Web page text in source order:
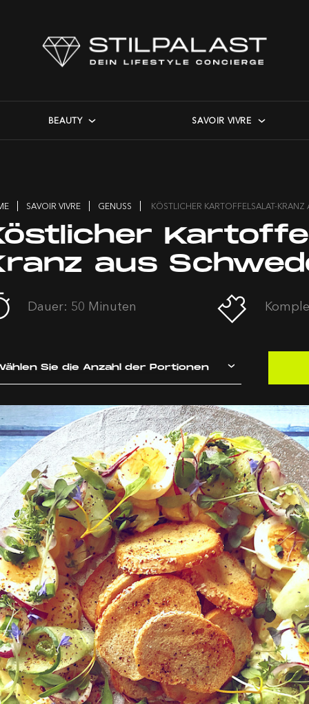
BEAUTY SAVOIR VIVRE
SAVOIR VIVRE GENUSS KÖSTLICHER KARTOFFELSALAT-
aus
Dauer: 50 Minuten
Sie die Anzahl der Portionen